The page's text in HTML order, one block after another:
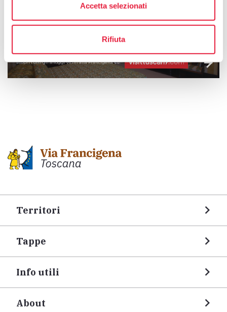
Accetta selezionati
Rifiuta
Scopri tutti gli alloggi vicini alla Francigena su:
Territori
Tappe
Info utili
About